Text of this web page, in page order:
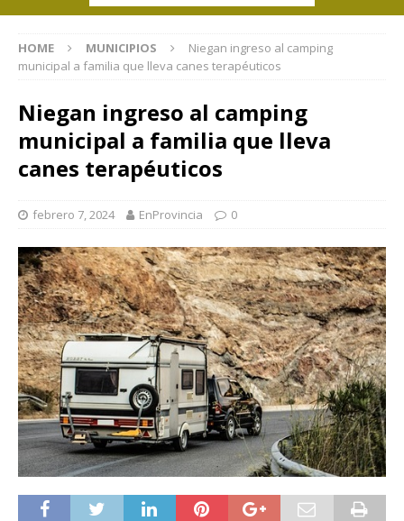
HOME MUNICIPIOS
Niegan ingreso al camping
municipal a familia que lleva canes terapéuticos
Niegan ingreso al camping
municipal a familia que lleva
canes terapéuticos
febrero 7, 2024 EnProvincia 0